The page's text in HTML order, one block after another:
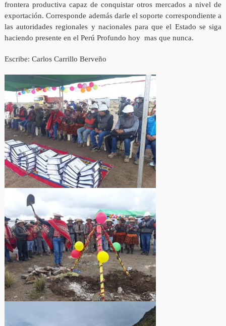
frontera productiva capaz de conquistar otros mercados a nivel de
exportación. Corresponde además darle el soporte correspondiente a
las autoridades regionales y nacionales para que el Estado se siga
haciendo presente en el Perú Profundo hoy mas que nunca.
Escribe: Carlos Carrillo Berveño